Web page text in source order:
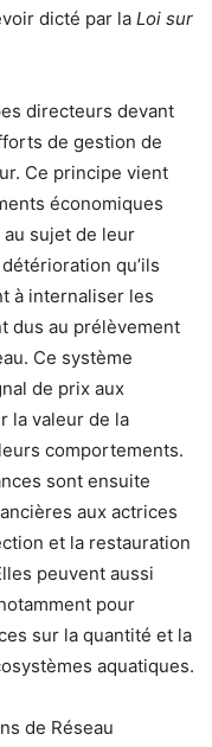
dicté par la Loi sur
directeurs devant
de gestion de
Ce principe vient
économiques
sujet de leur
qu’ils
à internaliser les
dus au prélèvement
Ce système
de prix aux
la valeur de la
comportements.
sont ensuite
aux actrices
et la restauration
peuvent aussi
pour
sur la quantité et la
aquatiques.
de Réseau